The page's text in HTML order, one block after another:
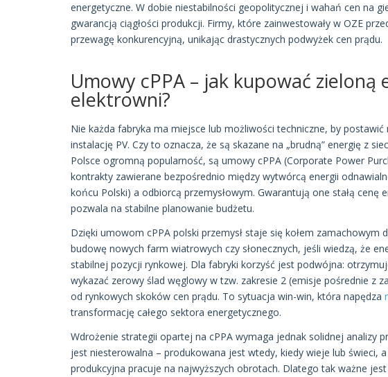
energetyczne. W dobie niestabilności geopolitycznej i wahań cen na
gwarancją ciągłości produkcji. Firmy, które zainwestowały w OZE
przewagę konkurencyjną, unikając drastycznych podwyżek cen prądu.
Umowy cPPA – jak kupować
elektrowni?
Nie każda fabryka ma miejsce lub możliwości techniczne, by
instalację PV. Czy to oznacza, że są skazane na „brudną” energię z
Polsce ogromną popularność, są umowy cPPA (Corporate Power
kontrakty zawierane bezpośrednio między wytwórcą energii
końcu Polski) a odbiorcą przemysłowym. Gwarantują one stałą cenę
pozwala na stabilne planowanie budżetu.
Dzięki umowom cPPA polski przemysł staje się kołem
budowę nowych farm wiatrowych czy słonecznych, jeśli wiedzą, że
stabilnej pozycji rynkowej. Dla fabryki korzyść jest podwójna:
wykazać zerowy ślad węglowy w tzw. zakresie 2 (emisje pośrednie z
od rynkowych skoków cen prądu. To sytuacja win-win, która napędza
transformację całego sektora energetycznego.
Wdrożenie strategii opartej na cPPA wymaga jednak solidnej analizy
jest niesterowalna – produkowana jest wtedy, kiedy wieje lub świeci,
produkcyjna pracuje na najwyższych obrotach. Dlatego tak ważne